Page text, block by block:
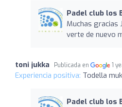
Padel club los
Muchas gracias
verte de nuevo
toni jukka Publicada en 1
Experiencia positiva: Todella
Padel club los